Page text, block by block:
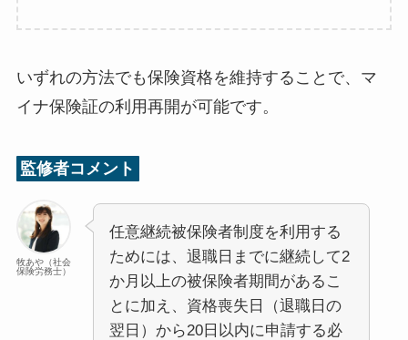
いずれの方法でも保険資格を維持することで、マ
イナ保険証の利用再開が可能です。
監修者コメント
牧あや（社会
保険労務士）
任意継続被保険者制度を利用する
ためには、退職日までに継続して2
か月以上の被保険者期間があるこ
とに加え、資格喪失日（退職日の
翌日）から20日以内に申請する必